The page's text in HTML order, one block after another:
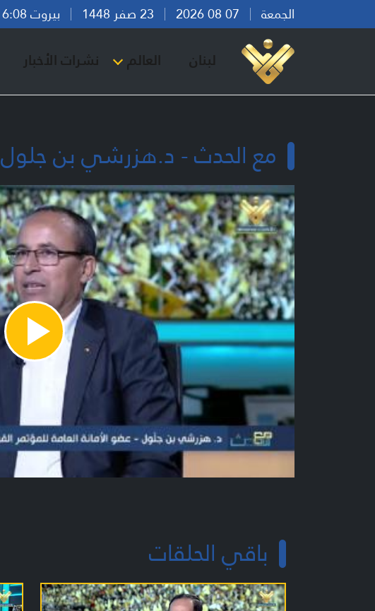
الجمعة بيروت 16:08
لبنان العالم نشرات الأخبار
مع الحدث - د.هزرشي بن جلول
Play
Video
باقي الحلقات